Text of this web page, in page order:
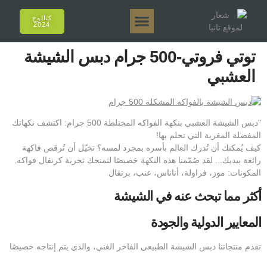
كتالوج
2024
توتي فروتي-500 جرام دبس الشيشة
العشبي
"دبس الشيشة العشبي بنكهة الفواكه المختلطة 500 جرام: اكتشف نكهاتك
المفضلة المغرية التي تحلم بها!
كيف يُمكنك أن تُدرك العالم بأسره بمجرد لمسه؟ تخيّل أن تُرقص فاكهة
رائعة بيديك... لقد صُمّمنا هذه النكهة خصيصًا لتمنحك تجربة كرنفال فواكه.
المكونات: موز، فراولة، أناناس، عنب، برتقال
أكثر مما تبحث عنه في الشيشة
المعايير الدولية والجودة
تقدم منتجاتنا دبس الشيشة الطبيعي الفاخر الغني، والذي يتم إنتاجه خصيصًا